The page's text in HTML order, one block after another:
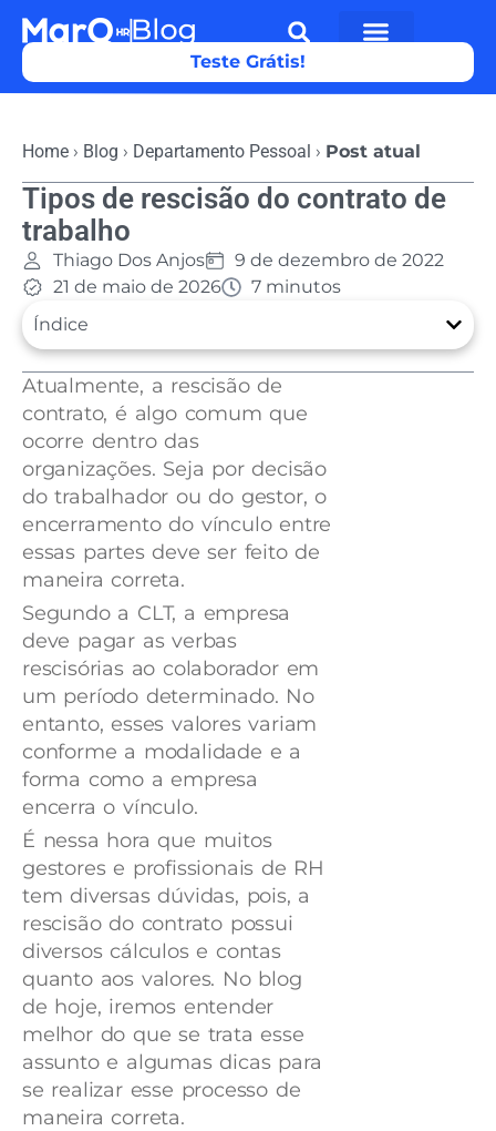
Teste Grátis!
Home › Blog › Departamento Pessoal › Post atual
Tipos de rescisão do contrato de
trabalho
Thiago Dos Anjos
9 de dezembro de 2022
21 de maio de 2026
7 minutos
Índice
Atualmente, a rescisão de
contrato, é algo comum que
ocorre dentro das
organizações. Seja por decisão
do trabalhador ou do gestor, o
encerramento do vínculo entre
essas partes deve ser feito de
maneira correta.
Segundo a CLT, a empresa
deve pagar as verbas
rescisórias ao colaborador em
um período determinado. No
entanto, esses valores variam
conforme a modalidade e a
forma como a empresa
encerra o vínculo.
É nessa hora que muitos
gestores e profissionais de RH
tem diversas dúvidas, pois, a
rescisão do contrato possui
diversos cálculos e contas
quanto aos valores. No blog
de hoje, iremos entender
melhor do que se trata esse
assunto e algumas dicas para
se realizar esse processo de
maneira correta.